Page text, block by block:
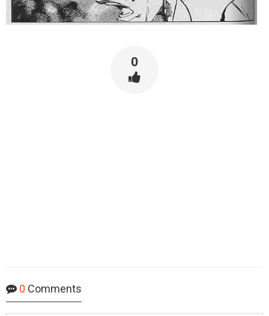
0
0 Comments